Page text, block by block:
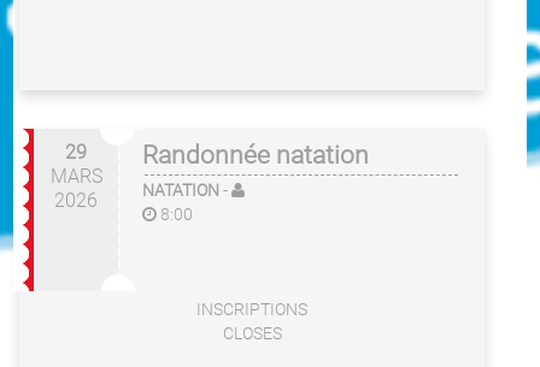
29
MARS
2026
Randonnée natation
NATATION -
8:00
INSCRIPTIONS
CLOSES